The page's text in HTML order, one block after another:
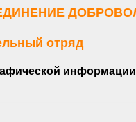
отряд
информации